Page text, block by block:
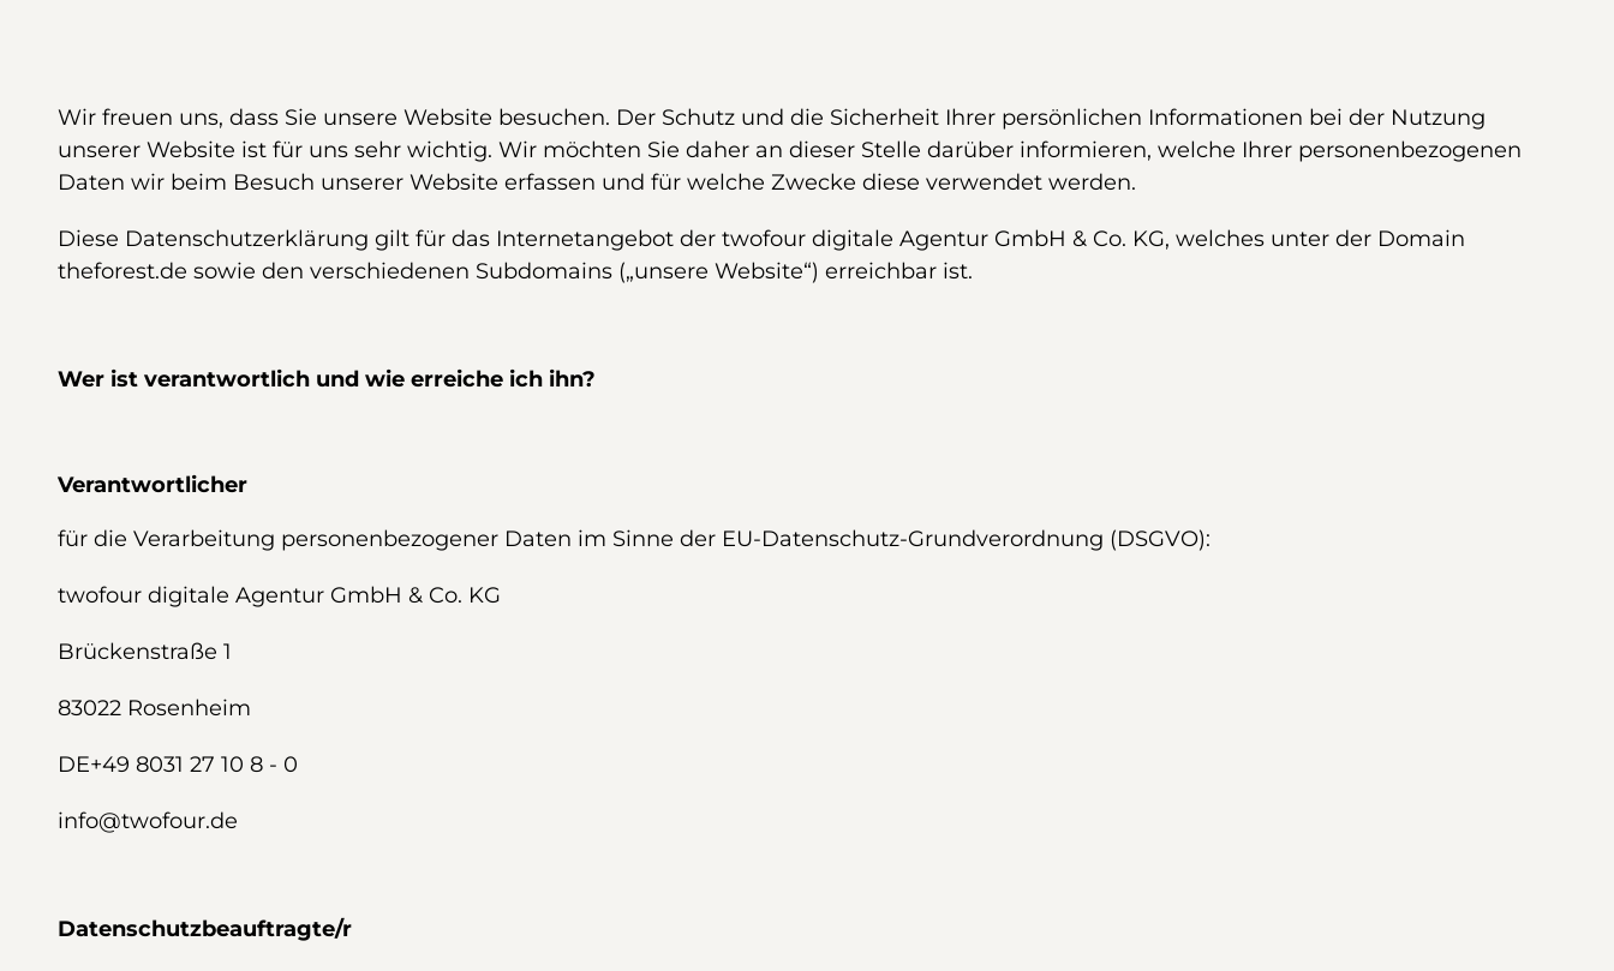
Wir freuen uns, dass Sie unsere Website besuchen. Der Schutz und die Sicherheit Ihrer persönlichen Informationen bei der Nutzung
unserer Website ist für uns sehr wichtig. Wir möchten Sie daher an dieser Stelle darüber informieren, welche Ihrer personenbezogenen
Daten wir beim Besuch unserer Website erfassen und für welche Zwecke diese verwendet werden.
Diese Datenschutzerklärung gilt für das Internetangebot der twofour digitale Agentur GmbH & Co. KG, welches unter der Domain
theforest.de sowie den verschiedenen Subdomains („unsere Website“) erreichbar ist.
Wer ist verantwortlich und wie erreiche ich ihn?
Verantwortlicher
für die Verarbeitung personenbezogener Daten im Sinne der EU-Datenschutz-Grundverordnung (DSGVO):
twofour digitale Agentur GmbH & Co. KG
Brückenstraße 1
83022 Rosenheim
DE+49 8031 27 10 8 - 0
info@twofour.de
Datenschutzbeauftragte/r